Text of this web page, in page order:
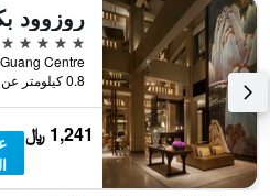
روزوود
5 نجوم
0.8 كيلومتر عن وسط المدينة
1,241 ﷼